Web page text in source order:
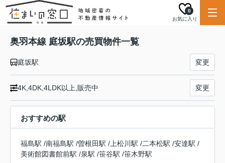
お気に入り
0
奥羽本線 庭坂駅の売買物件一覧
庭坂駅 変更
4K,4DK,4LDK以上,販売中 変更
おすすめの駅
福島駅 /南福島駅 /曽根田駅 / 上松川駅 /二本松駅 /安達駅 /
美術館図書館前駅 /泉駅 /笹谷駅 /笹木野駅